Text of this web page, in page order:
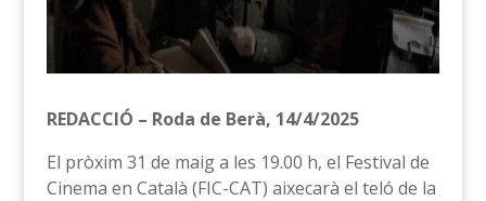
REDACCIÓ – Roda de Berà, 14/4/2025
El pròxim 31 de maig a les 19.00 h, el Festival de
Cinema en Català (FIC-CAT) aixecarà el teló de la